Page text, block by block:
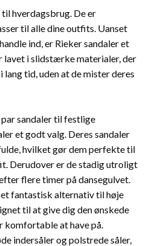
hverdagsbrug. De er
til alle dine outfits. Uanset
ind, er Rieker sandaler et
lavet i slidstærke materialer, der
lang tid, uden at de mister deres
sandaler til festlige
et godt valg. Deres sandaler
hvilket gør dem perfekte til
Derudover er de stadig utroligt
flere timer på dansegulvet.
fantastisk alternativ til høje
til at give dig den ønskede
komfortable at have på.
indersåler og polstrede såler,